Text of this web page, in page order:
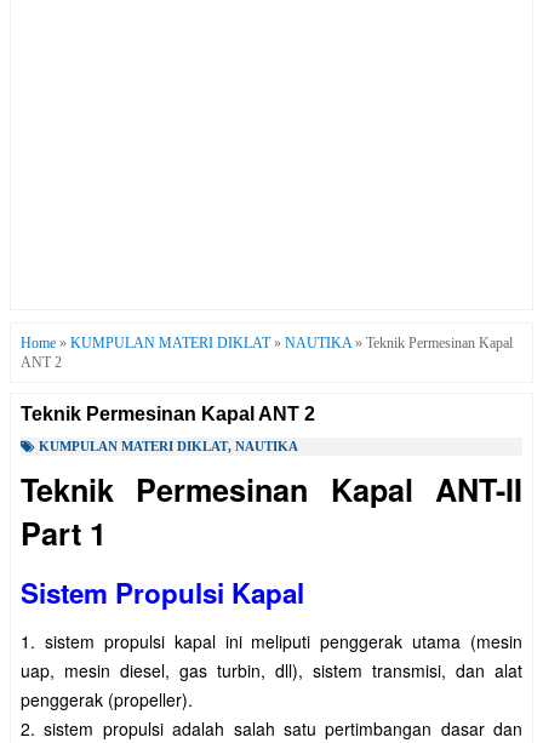
Home » KUMPULAN MATERI DIKLAT» NAUTIKA» Teknik Permesinan Kapal
ANT 2
Teknik Permesinan Kapal ANT 2
KUMPULAN MATERI DIKLAT, NAUTIKA
Teknik Permesinan Kapal ANT-II
Part 1
Sistem Propulsi Kapal
1. sistem propulsi kapal ini meliputi penggerak utama (mesin
uap, mesin diesel, gas turbin, dll), sistem transmisi, dan alat
penggerak (propeller).
2. sistem propulsi adalah salah satu pertimbangan dasar dan